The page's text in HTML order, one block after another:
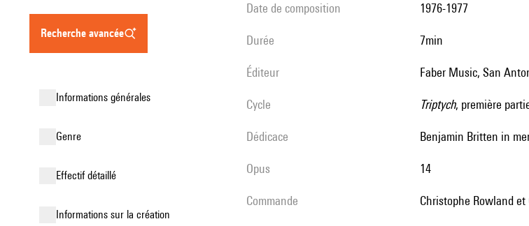
recherche avancée
informations générales
genre
effectif détaillé
informations sur la création
date de composition 1976-1977
durée 7min
éditeur Faber Music, San
Cycle Triptych, première
Dédicace Benjamin Britten in
Opus 14
Commande Christophe Rowland